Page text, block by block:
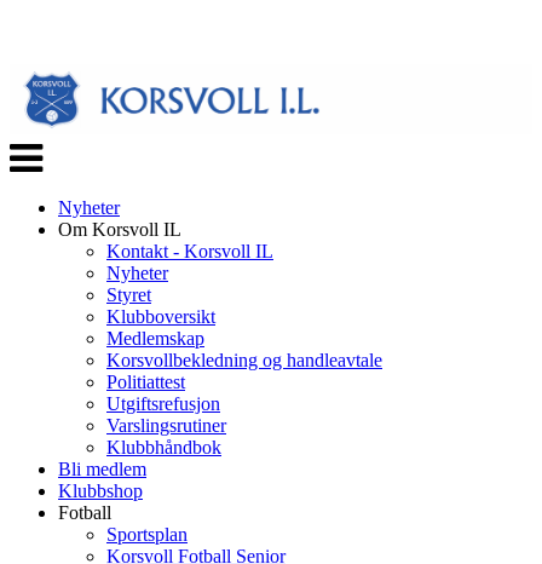
Veksle
navigasjon
Nyheter
Om Korsvoll IL
Kontakt - Korsvoll IL
Nyheter
Styret
Klubboversikt
Medlemskap
Korsvollbekledning og handleavtale
Politiattest
Utgiftsrefusjon
Varslingsrutiner
Klubbhåndbok
Bli medlem
Klubbshop
Fotball
Sportsplan
Korsvoll Fotball Senior